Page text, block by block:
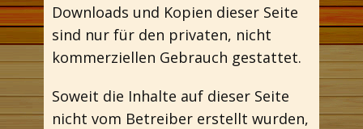
Downloads und Kopien dieser Seite
sind nur für den privaten, nicht
kommerziellen Gebrauch gestattet.
Soweit die Inhalte auf dieser Seite
nicht vom Betreiber erstellt wurden,